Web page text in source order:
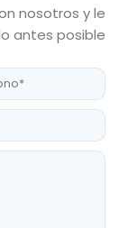
nosotros y le
antes posible